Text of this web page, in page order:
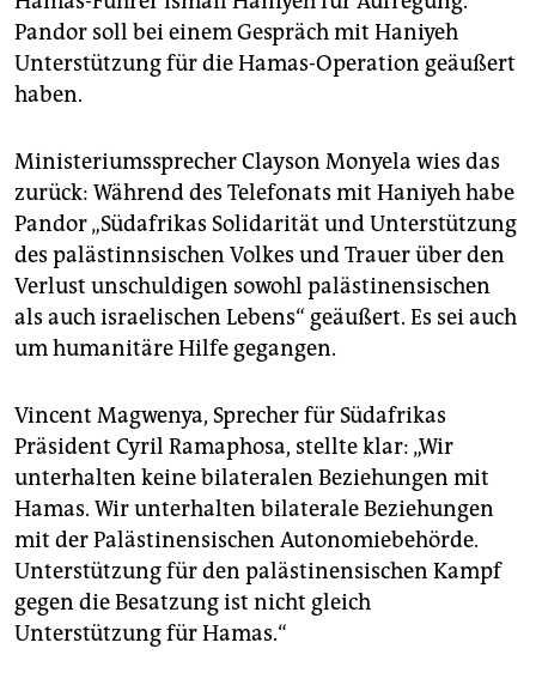
Pandor soll bei einem Gespräch mit Haniyeh
Unterstützung für die Hamas-Operation geäußert
haben.
Ministeriumssprecher Clayson Monyela wies das
zurück: Während des Telefonats mit Haniyeh habe
Pandor „Südafrikas Solidarität und Unterstützung
des palästinnsischen Volkes und Trauer über den
Verlust unschuldigen sowohl palästinensischen
als auch israelischen Lebens“ geäußert. Es sei auch
um humanitäre Hilfe gegangen.
Vincent Magwenya, Sprecher für Südafrikas
Präsident Cyril Ramaphosa, stellte klar: „Wir
unterhalten keine bilateralen Beziehungen mit
Hamas. Wir unterhalten bilaterale Beziehungen
mit der Palästinensischen Autonomiebehörde.
Unterstützung für den palästinensischen Kampf
gegen die Besatzung ist nicht gleich
Unterstützung für Hamas.“